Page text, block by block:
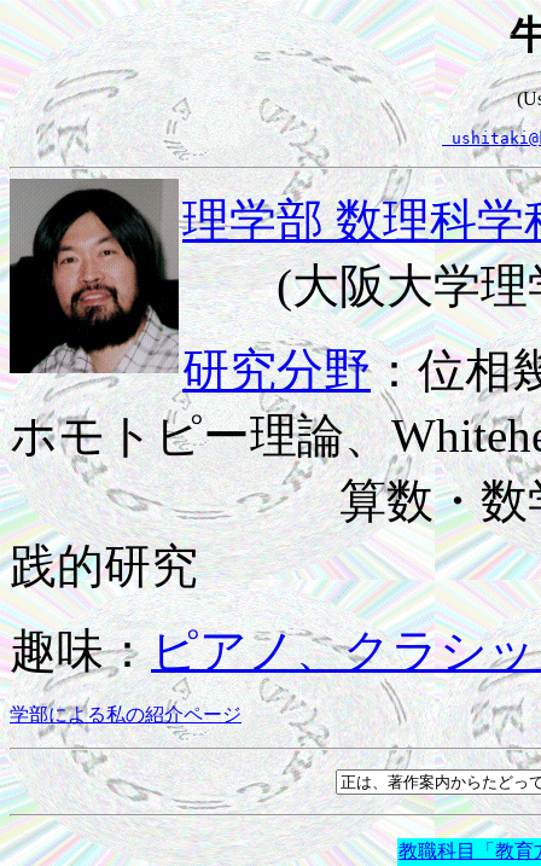
理学部 数理科学
(大阪大学理
研究分野：位
ホモトピー理論、
算数・数学にお
践的研究
趣味：ピアノ、クラシ
学部による私の紹介ページ
教職科目「教育